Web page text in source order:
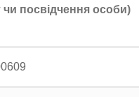
посвідчення особи)